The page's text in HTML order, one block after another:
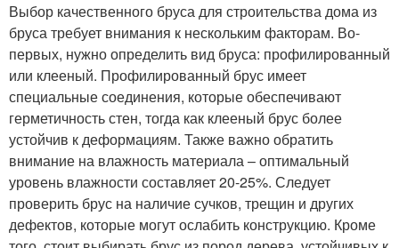
Выбор качественного бруса для строительства дома из
бруса требует внимания к нескольким факторам. Во-
первых, нужно определить вид бруса: профилированный
или клееный. Профилированный брус имеет
специальные соединения, которые обеспечивают
герметичность стен, тогда как клееный брус более
устойчив к деформациям. Также важно обратить
внимание на влажность материала – оптимальный
уровень влажности составляет 20-25%. Следует
проверить брус на наличие сучков, трещин и других
дефектов, которые могут ослабить конструкцию. Кроме